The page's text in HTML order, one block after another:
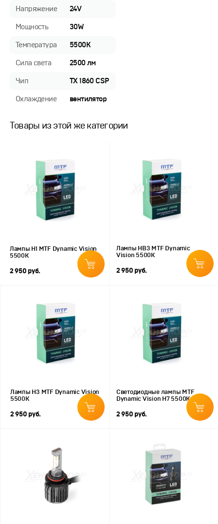
Напряжение 24V
Мощность 30W
Температура 5500K
Сила света 2500 лм
Чип TX 1860 CSP
Охлаждение вентилятор
Товары из этой же категории
Лампы H1 MTF Dynamic Vision
5500К
2 950 руб.
Лампы HB3 MTF Dynamic
Vision 5500К
2 950 руб.
Лампы H3 MTF Dynamic Vision
5500К
2 950 руб.
Светодиодные лампы MTF
Dynamic Vision H7 5500К (2 шт.)
2 950 руб.